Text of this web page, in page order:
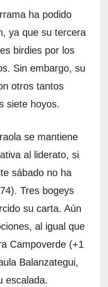
ha podido
ya que su tercera
birdies por los
Sin embargo, su
otros tantos
siete hoyos.
se mantiene
al liderato, si
sábado no ha
Tres bogeys
su carta. Aún
al igual que
Campoverde (+1
Balanzategui,
escalada.